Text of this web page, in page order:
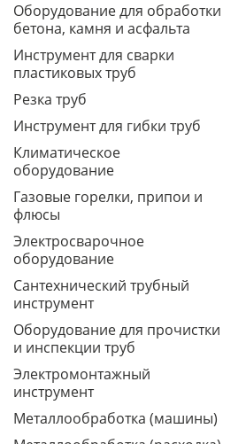
Оборудование для обработки
бетона, камня и асфальта
Инструмент для сварки
пластиковых труб
Резка труб
Инструмент для гибки труб
Климатическое
оборудование
Газовые горелки, припои и
флюсы
Электросварочное
оборудование
Сантехнический трубный
инструмент
Оборудование для прочистки
и инспекции труб
Электромонтажный
инструмент
Металлообработка (машины)